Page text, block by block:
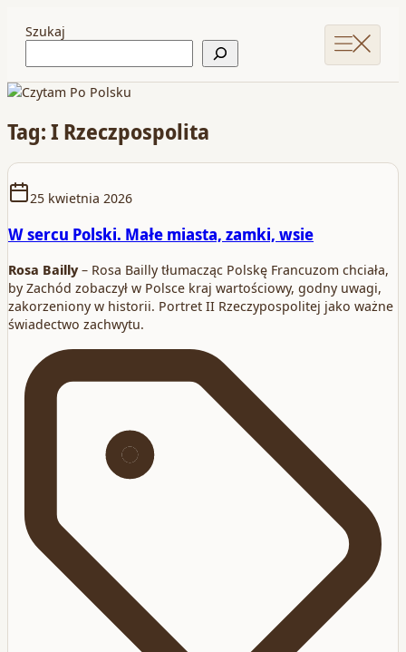
Szukaj
Tag: I Rzeczpospolita
25 kwietnia 2026
W sercu Polski. Małe miasta, zamki, wsie
Rosa Bailly– Rosa Bailly tłumacząc Polskę Francuzom chciała,
by Zachód zobaczył w Polsce kraj wartościowy, godny uwagi,
zakorzeniony w historii. Portret II Rzeczypospolitej jako ważne
świadectwo zachwytu.